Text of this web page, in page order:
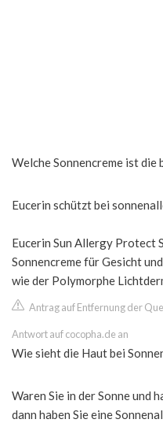
Welche Sonnencreme ist die
Eucerin schützt bei
Eucerin Sun Allergy Protect
Sonnencreme für Gesicht
wie der Polymorphe
Antrag auf Entfernung der
Antwort auf cocopha.de an
Wie sieht die Haut bei
Waren Sie in der Sonne und
dann haben Sie eine